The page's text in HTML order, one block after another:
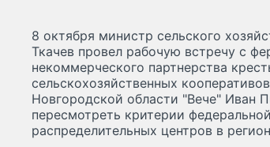
8 октября министр сельского
Ткачев провел рабочую встречу с
некоммерческого партнерства
сельскохозяйственных
Новгородской области "Вече" Иван
пересмотреть критерии
распределительных центров в